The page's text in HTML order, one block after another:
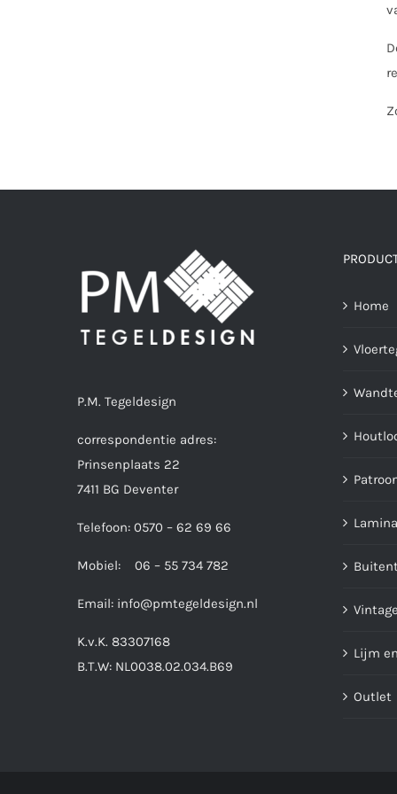
P.M. Tegeldesign
correspondentie adres:
Prinsenplaats 22
7411 BG Deventer
Telefoon: 0570 – 62 69 66
Mobiel: 06 – 55 734 782
Email: info@pmtegeldesign.nl
K.v.K. 83307168
B.T.W: NL0038.02.034.B69
Home
Lijm
Outlet